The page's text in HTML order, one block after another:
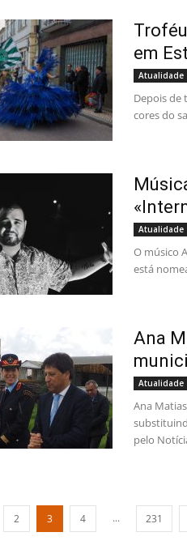
em
Atualidade
Depois de
cores do
Atualidade
O músico
está
Ana
Atualidade
Ana
pelo
2 3 4 ... 231